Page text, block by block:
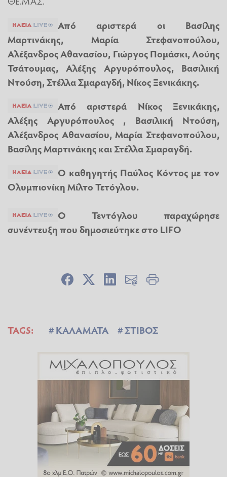
Από αριστερά οι Βασίλης
Μαρτινάκης, Μαρία Στεφανοπούλου,
Αλέξανδρος Αθανασίου, Γιώργος Πομάσκι, Λούης
Τσάτουμας, Αλέξης Αργυρόπουλος, Βασιλική
Ντούση, Στέλλα Σμαραγδή, Νίκος Ξενικάκης.
Από αριστερά Νίκος Ξενικάκης,
Αλέξης Αργυρόπουλος , Βασιλική Ντούση,
Αλέξανδρος Αθανασίου, Μαρία Στεφανοπούλου,
Βασίλης Μαρτινάκης και Στέλλα Σμαραγδή.
O καθηγητής Παύλος Κόντος με τον
Ολυμπιονίκη Μίλτο Τετόγλου.
Ο Τεντόγλου παραχώρησε
συνέντευξη που δημοσιεύτηκε στο LIFO
TAGS: ΚΑΛΑΜΑΤΑ ΣΤΙΒΟΣ